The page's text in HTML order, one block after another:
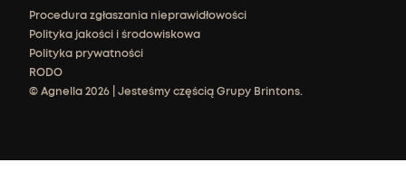
Procedura zgłaszania nieprawidłowości
Polityka jakości i środowiskowa
Polityka prywatności
RODO
© Agnella 2026 | Jesteśmy częścią Grupy Brintons.